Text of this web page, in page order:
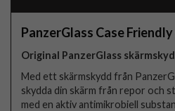
PanzerGlass Case
Original PanzerGlass
Med ett skärmskydd från
skydda din skärm från repor och
med en aktiv antimikrobiell